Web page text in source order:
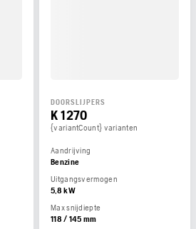
DOORSLIJPERS
K 1270
{variantCount} varianten
Aandrijving
Benzine
Uitgangsvermogen
5,8 kW
Max snijdiepte
118 / 145 mm